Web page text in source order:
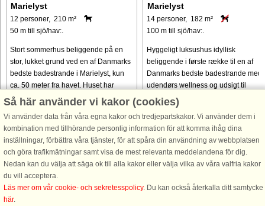
Marielyst
12 personer, 210 m²
50 m till sjö/hav:.
Stort sommerhus beliggende på en
stor, lukket grund ved en af Danmarks
bedste badestrande i Marielyst, kun
ca. 50 meter fra havet. Huset har
swimmingpool, spabad, sauna og
motionscykel ...
från 16.081 SEK
Marielyst
14 personer, 182 m²
100 m till sjö/hav:.
Hyggeligt luksushus idyllisk
beliggende i første række til en af
Danmarks bedste badestrande med
udendørs wellness og udsigt til
naturen. Velkommen i dette skønne
luksussommerhus med prima
beliggenhed ...
från 23.705 SEK
Så här använder vi kakor (cookies)
Vi använder data från våra egna kakor och tredjepartskakor. Vi använder dem i
kombination med tillhörande personlig information för att komma ihåg dina
inställningar, förbättra våra tjänster, för att spåra din användning av webbplatsen
och göra trafikmätningar samt visa de mest relevanta meddelandena för dig.
Nedan kan du välja att säga ok till alla kakor eller välja vilka av våra valfria kakor
du vill acceptera.
Läs mer om vår cookie- och sekretesspolicy. Du kan också återkalla ditt samtycke
här.